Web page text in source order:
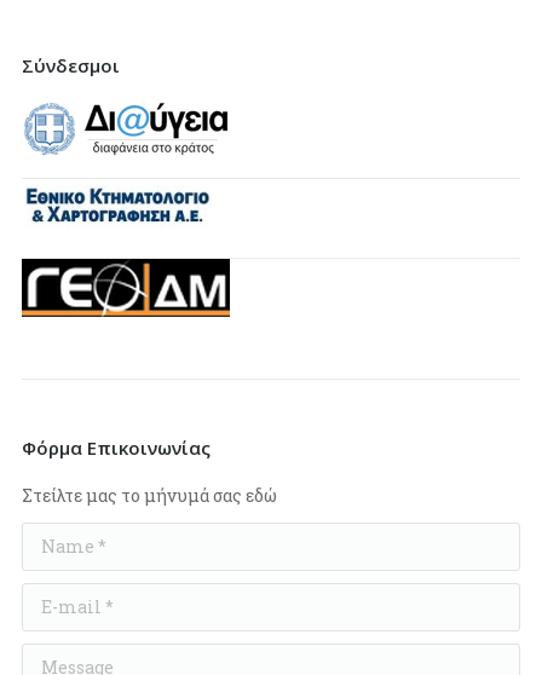
Σύνδεσμοι
Φόρμα Επικοινωνίας
Στείλτε μας το μήνυμά σας εδώ
Name *
E-mail *
Message